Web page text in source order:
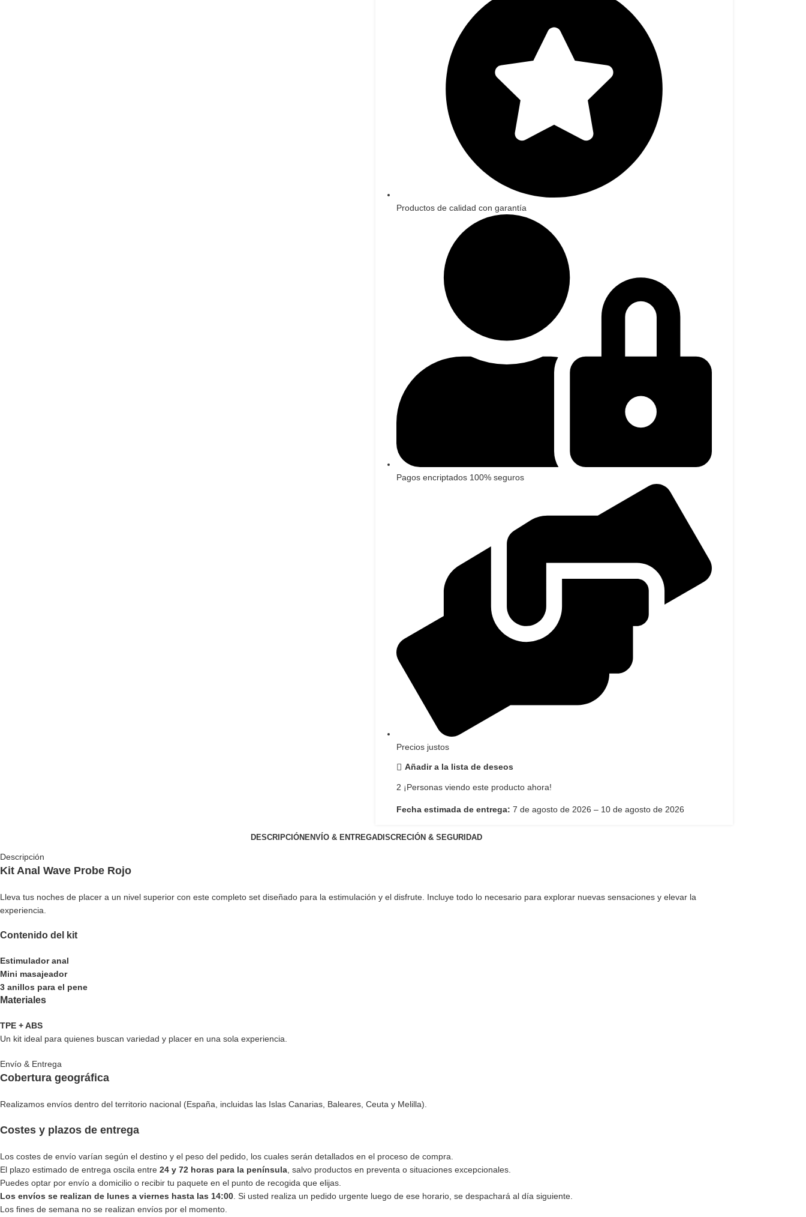
Productos de calidad con garantía
Pagos encriptados 100% seguros
Precios justos
Añadir a la lista de deseos
2 ¡Personas viendo este producto ahora!
Fecha estimada de entrega: 7 de agosto de 2026 – 10 de agosto de 2026
DESCRIPCIÓN ENVÍO & ENTREGADISCRECIÓN & SEGURIDAD
Descripción
Kit Anal Wave Probe Rojo
Lleva tus noches de placer a un nivel superior con este completo set diseñado para la estimulación y el disfrute. Incluye todo lo necesario para explorar nuevas sensaciones y elevar la
experiencia.
Contenido del kit
Estimulador anal
Mini masajeador
3 anillos para el pene
Materiales
TPE + ABS
Un kit ideal para quienes buscan variedad y placer en una sola experiencia.
Envío & Entrega
Cobertura geográfica
Realizamos envíos dentro del territorio nacional (España, incluidas las Islas Canarias, Baleares, Ceuta y Melilla).
Costes y plazos de entrega
Los costes de envío varían según el destino y el peso del pedido, los cuales serán detallados en el proceso de compra.
El plazo estimado de entrega oscila entre 24 y 72 horas para la península , salvo productos en preventa o situaciones excepcionales.
Puedes optar por envío a domicilio o recibir tu paquete en el punto de recogida que elijas.
Los envíos se realizan de lunes a viernes hasta las 14:00 . Si usted realiza un pedido urgente luego de ese horario, se despachará al día siguiente.
Los fines de semana no se realizan envíos por el momento.